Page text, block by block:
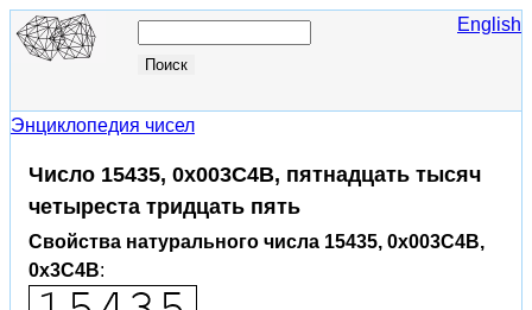
English
Энциклопедия чисел
Число 15435, 0x003C4B, пятнадцать тысяч
четыреста тридцать пять
Свойства натурального числа 15435, 0x003C4B,
0x3C4B: